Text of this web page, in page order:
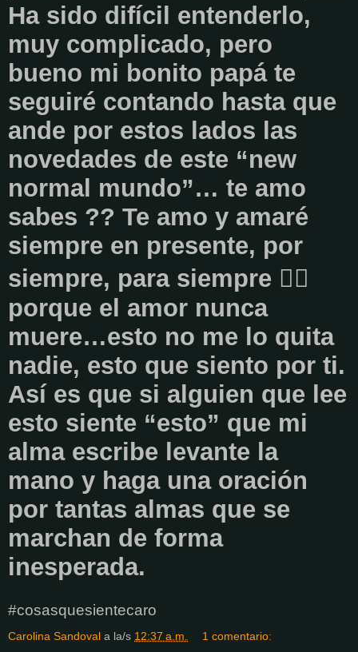
Ha sido difícil entenderlo,
muy complicado, pero
bueno mi bonito papá te
seguiré contando hasta que
ande por estos lados las
novedades de este “new
normal mundo”… te amo
sabes ?? Te amo y amaré
siempre en presente, por
siempre, para siempre 👉🏻
porque el amor nunca
muere…esto no me lo quita
nadie, esto que siento por ti.
Así es que si alguien que lee
esto siente “esto” que mi
alma escribe levante la
mano y haga una oración
por tantas almas que se
marchan de forma
inesperada.
#cosasquesientecaro
Carolina Sandoval a la/s 12:37 a.m. 1 comentario: